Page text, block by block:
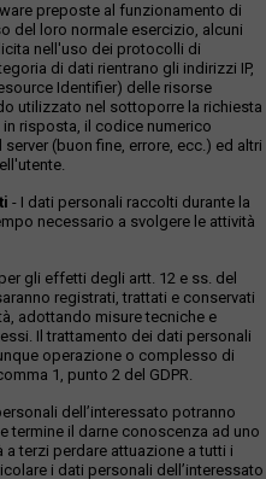
preposte al funzionamento di
del loro normale esercizio, alcuni
nell'uso dei protocolli di
di dati rientrano gli indirizzi IP,
Identifier) delle risorse
utilizzato nel sottoporre la richiesta
risposta, il codice numerico
(buon fine, errore, ecc.) ed altri
- I dati personali raccolti durante la
necessario a svolgere le attività
gli effetti degli artt. 12 e ss. del
registrati, trattati e conservati
adottando misure tecniche e
Il trattamento dei dati personali
operazione o complesso di
1, punto 2 del GDPR.
dell’interessato potranno
termine il darne conoscenza ad uno
terzi perdare attuazione a tutti i
i dati personali dell’interessato